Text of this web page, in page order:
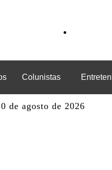
Colunistas
de agosto de 2026